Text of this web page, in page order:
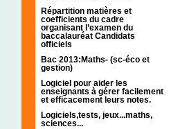
Répartition matières et
coefficients du cadre
organisant l’examen du
baccalauréat Candidats
officiels
Bac 2013:Maths- (sc-éco et
gestion)
Logiciel pour aider les
enseignants à gérer facilement
et efficacement leurs notes.
Logiciels,tests, jeux...maths,
sciences...